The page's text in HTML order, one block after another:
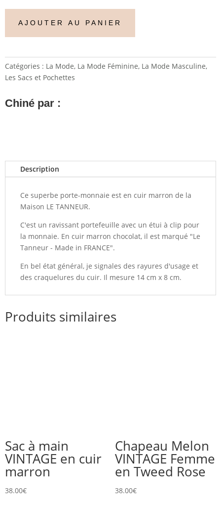
AJOUTER AU PANIER
Catégories : La Mode, La Mode Féminine, La Mode Masculine,
Les Sacs et Pochettes
Chiné par :
Description
Ce superbe porte-monnaie est en cuir marron de la
Maison LE TANNEUR.
C'est un ravissant portefeuille avec un étui à clip pour
la monnaie. En cuir marron chocolat, il est marqué "Le
Tanneur - Made in FRANCE".
En bel état général, je signales des rayures d'usage et
des craquelures du cuir. Il mesure 14 cm x 8 cm.
Produits similaires
Sac à main
VINTAGE en cuir
marron
38.00€
Chapeau Melon
VINTAGE Femme
en Tweed Rose
38.00€